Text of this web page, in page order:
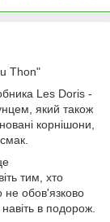
Thon"
Les Doris -
який також
корнішони,
тим, хто
не обов'язково
в подорож.